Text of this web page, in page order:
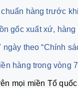
hàng trước
gốc xuất xứ, hàng
theo “Chính
hàng trong vòng
mọi miền Tổ